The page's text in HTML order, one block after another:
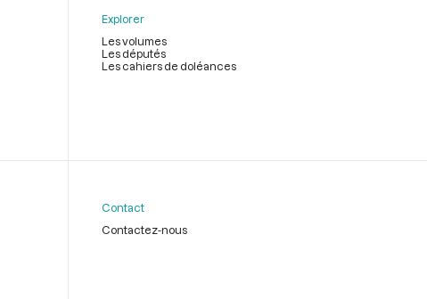
Explorer
Les volumes
Les députés
Les cahiers de doléances
Contact
Contactez-nous